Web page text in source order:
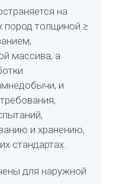
на
пород толщиной ≥
массива, а
и
и хранению,
стандартах.
для наружной